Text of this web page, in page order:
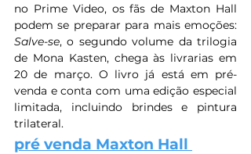
no Prime Video, os fãs de Maxton Hall
Salve-se, o segundo volume da trilogia
de Mona Kasten, chega às livrarias em
20 de março. O livro já está em pré-
venda e conta com uma edição especial
limitada, incluindo brindes e pintura
trilateral.
pré venda Maxton Hall